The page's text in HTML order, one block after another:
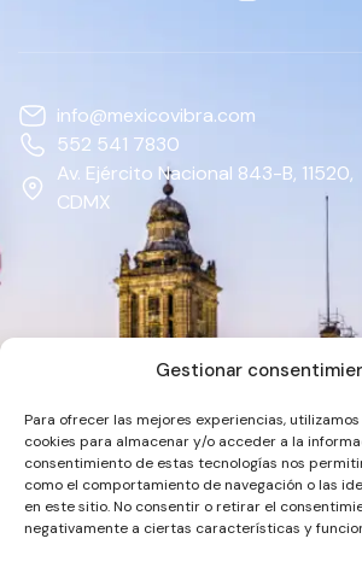
Gestionar
Para ofrecer las mejores experiencias,
cookies para almacenar y/o acceder a la
consentimiento de estas tecnologías nos
como el comportamiento de navegación o las
en este sitio. No consentir o retirar el
negativamente a ciertas características y
info@mexicovibra.com
552 541 7830
Av. Ejército Nacional 843-B, 11520,
CDMX